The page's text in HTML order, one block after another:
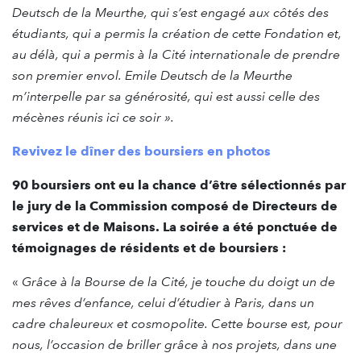
Deutsch de la Meurthe, qui s’est engagé aux côtés des
étudiants, qui a permis la création de cette Fondation et,
au délà, qui a permis à la Cité internationale de prendre
son premier envol. Emile Deutsch de la Meurthe
m’interpelle par sa générosité, qui est aussi celle des
mécènes réunis ici ce soir ».
Revivez le dîner des boursiers en photos
90 boursiers ont eu la chance d’être sélectionnés par
le jury de la Commission composé de Directeurs de
services et de Maisons. La soirée a été ponctuée de
témoignages de résidents et de boursiers :
« Grâce à la Bourse de la Cité, je touche du doigt un de
mes rêves d’enfance, celui d’étudier à Paris, dans un
cadre chaleureux et cosmopolite. Cette bourse est, pour
nous, l’occasion de briller grâce à nos projets, dans une